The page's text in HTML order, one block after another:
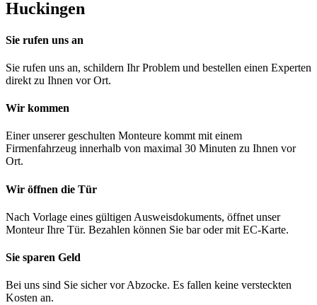
Huckingen
Sie rufen uns an
Sie rufen uns an, schildern Ihr Problem und bestellen einen Experten
direkt zu Ihnen vor Ort.
Wir kommen
Einer unserer geschulten Monteure kommt mit einem
Firmenfahrzeug innerhalb von maximal 30 Minuten zu Ihnen vor
Ort.
Wir öffnen die Tür
Nach Vorlage eines gültigen Ausweisdokuments, öffnet unser
Monteur Ihre Tür. Bezahlen können Sie bar oder mit EC-Karte.
Sie sparen Geld
Bei uns sind Sie sicher vor Abzocke. Es fallen keine versteckten
Kosten an.